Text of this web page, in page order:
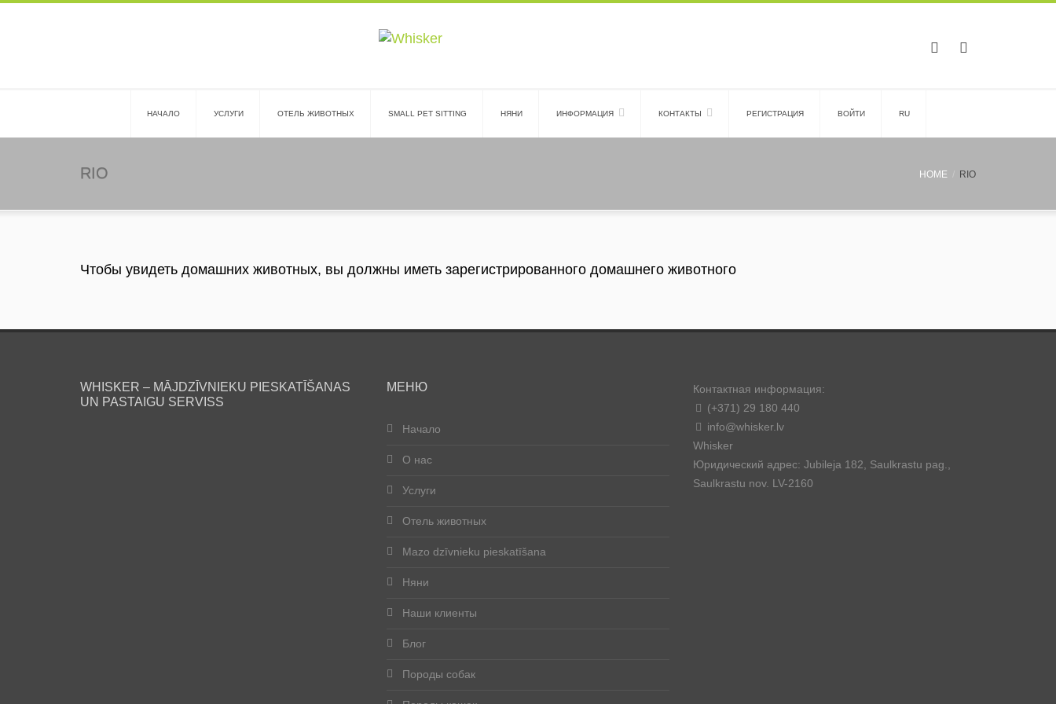
HАЧАЛО УСЛУГИ ОТЕЛЬ ЖИВОТНЫХ SMALL PET SITTING НЯНИ ИНФОРМАЦИЯ КОНТАКТЫ PЕГИСТРАЦИЯ ВОЙТИ RU
RIO HOME RIO
Чтобы увидеть домашних животных, вы должны иметь зарегистрированного домашнего животного
WHISKER – MĀJDZĪVNIEKU PIESKATĪŠANAS
UN PASTAIGU SERVISS
МЕНЮ
Начало
О нас
Услуги
Отель животных
Mazo dzīvnieku pieskatīšana
Няни
Наши клиенты
Блог
Породы собак
Контактная информация:
(+371) 29 180 440
info@whisker.lv
Whisker
Юридический адрес: Jubileja 182, Saulkrastu pag.,
Saulkrastu nov. LV-2160